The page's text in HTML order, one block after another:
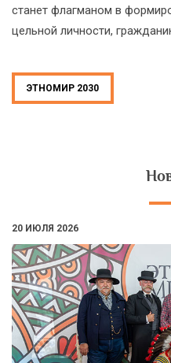
станет флагманом в
цельной личности,
ЭТНОМИР 2030
20 ИЮЛЯ 2026